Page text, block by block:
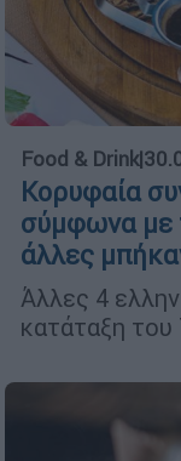
Food & Drink|
Κορυφαία
σύμφωνα με
άλλες
Άλλες 4
κατάταξη